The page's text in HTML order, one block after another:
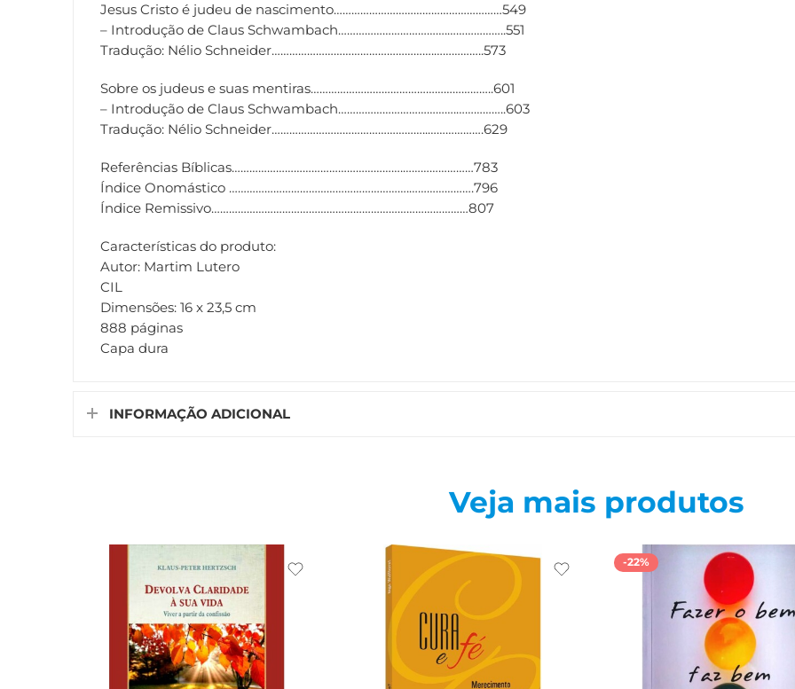
Jesus Cristo é judeu de nascimento…………………………………………………549
– Introdução de Claus Schwambach……………………………….………………..551
Tradução: Nélio Schneider……………………………………………….……………..573
Sobre os judeus e suas mentiras……………………………………………………..601
– Introdução de Claus Schwambach………………………………….……………..603
Tradução: Nélio Schneider……………………………………………..……………….629
Referências Bíblicas………………………………………………….……………………783
Índice Onomástico …………………………………………………….………………….796
Índice Remissivo……………………………………………………………………………807
Características do produto:
Autor: Martim Lutero
CIL
Dimensões: 16 x 23,5 cm
888 páginas
Capa dura
INFORMAÇÃO ADICIONAL
Veja mais produtos
-22%